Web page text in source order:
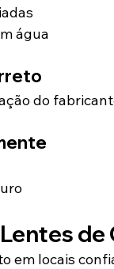
água
do
em locais